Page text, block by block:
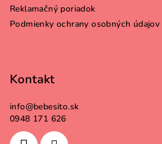
Reklamačný poriadok
Podmienky ochrany osobných údajov
Kontakt
info@bebesito.sk
0948 171 626